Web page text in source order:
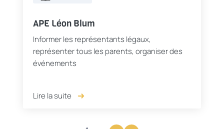
APE Léon Blum
Informer les représentants légaux,
représenter tous les parents, organiser des
événements
Lire la suite